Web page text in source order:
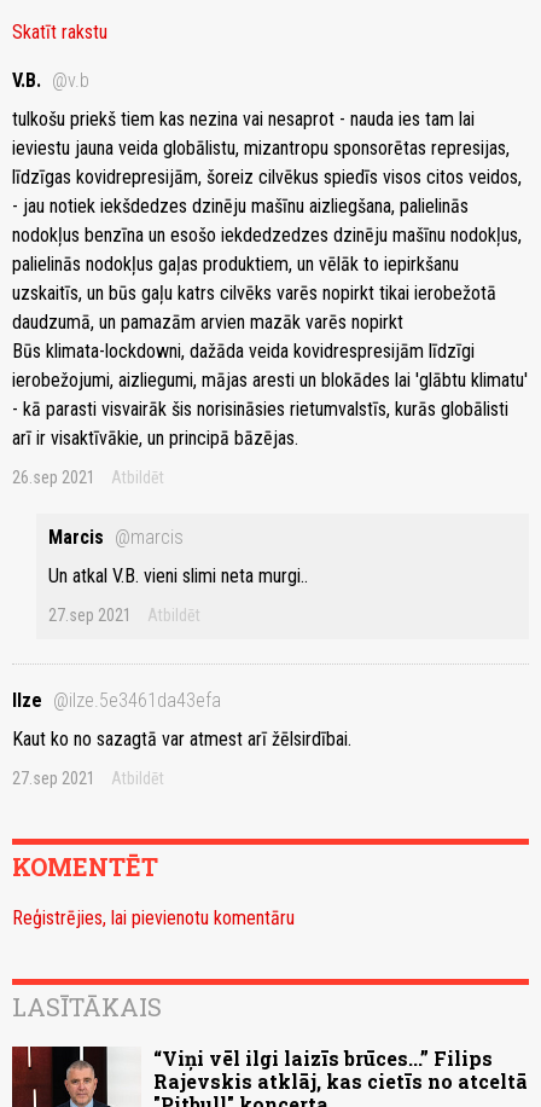
Skatīt rakstu
V.B. @v.b
tulkošu priekš tiem kas nezina vai nesaprot - nauda ies tam lai
ieviestu jauna veida globālistu, mizantropu sponsorētas represijas,
līdzīgas kovidrepresijām, šoreiz cilvēkus spiedīs visos citos veidos,
- jau notiek iekšdedzes dzinēju mašīnu aizliegšana, palielinās
nodokļus benzīna un esošo iekdedzedzes dzinēju mašīnu nodokļus,
palielinās nodokļus gaļas produktiem, un vēlāk to iepirkšanu
uzskaitīs, un būs gaļu katrs cilvēks varēs nopirkt tikai ierobežotā
daudzumā, un pamazām arvien mazāk varēs nopirkt
Būs klimata-lockdowni, dažāda veida kovidrespresijām līdzīgi
ierobežojumi, aizliegumi, mājas aresti un blokādes lai 'glābtu klimatu'
- kā parasti visvairāk šis norisināsies rietumvalstīs, kurās globālisti
arī ir visaktīvākie, un principā bāzējas.
26.sep 2021 Atbildēt
Marcis @marcis
Un atkal V.B. vieni slimi neta murgi..
27.sep 2021 Atbildēt
Ilze @ilze.5e3461da43efa
Kaut ko no sazagtā var atmest arī žēlsirdībai.
27.sep 2021 Atbildēt
KOMENTĒT
Reģistrējies, lai pievienotu komentāru
LASĪTĀKAIS
“Viņi vēl ilgi laizīs brūces...” Filips
Rajevskis atklāj, kas cietīs no atceltā